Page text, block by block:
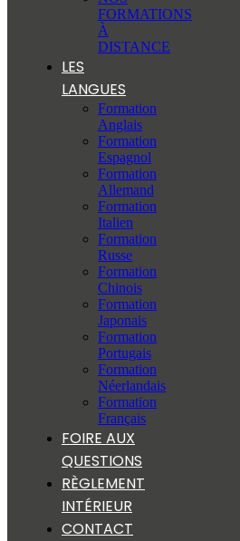
FORMATIONS
À
DISTANCE
LES
LANGUES
Formation
Anglais
Formation
Espagnol
Formation
Allemand
Formation
Italien
Formation
Russe
Formation
Chinois
Formation
Japonais
Formation
Portugais
Formation
Néerlandais
Formation
Français
FOIRE AUX
QUESTIONS
RÈGLEMENT
INTÉRIEUR
CONTACT